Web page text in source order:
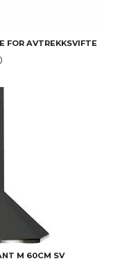
FOR AVTREKKSVIFTE
M 60CM SV